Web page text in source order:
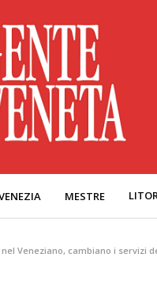
MESTRE
Veneziano, cambiano i servizi